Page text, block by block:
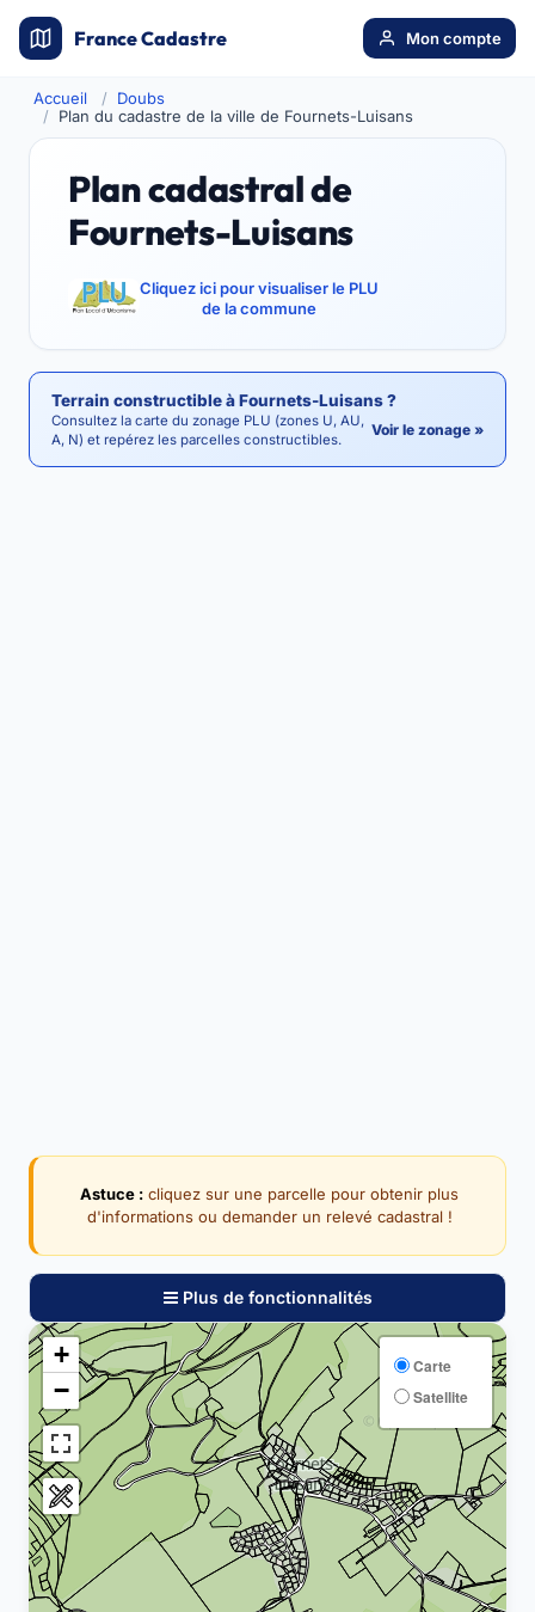
France Cadastre Mon compte
Accueil
Doubs
Plan du cadastre de la ville de Fournets-Luisans
Plan cadastral de
Fournets-Luisans
Cliquez ici pour visualiser le PLU
de la commune
Terrain constructible à Fournets-Luisans ?
Consultez la carte du zonage PLU (zones U, AU,
A, N) et repérez les parcelles constructibles.
Voir le zonage »
Astuce : cliquez sur une parcelle pour obtenir plus
d'informations ou demander un relevé cadastral !
Plus de fonctionnalités
+
−
Carte
Satellite